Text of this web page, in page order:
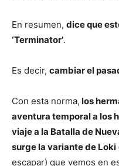
En resumen, dice que
‘Terminator’.
Es decir, cambiar el
Con esta norma, los
aventura temporal a los
viaje a la Batalla de
surge la variante de Loki
escapar) que vemos en